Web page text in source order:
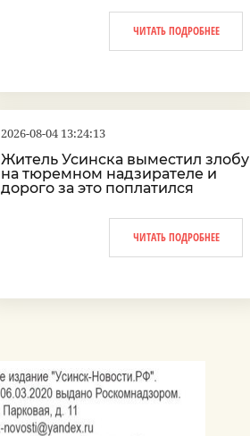
ЧИТАТЬ ПОДРОБНЕЕ
2026-08-04 13:24:13
Житель Усинска выместил злобу
на тюремном надзирателе и
дорого за это поплатился
ЧИТАТЬ ПОДРОБНЕЕ